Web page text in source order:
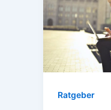
Ratgeber